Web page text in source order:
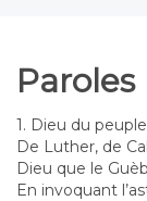
Paroles
1. Dieu du
De Luther, de
Dieu que le
En invoquant